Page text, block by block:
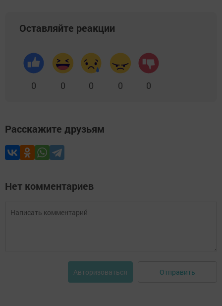
Оставляйте реакции
0 0 0 0 0
Расскажите друзьям
Нет комментариев
Авторизоваться Отправить